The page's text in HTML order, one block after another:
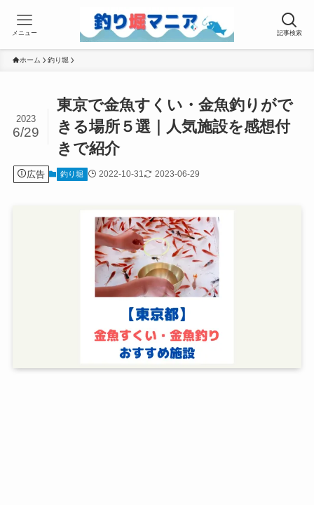
記事検索
メニュー
ホーム 釣り堀
東京で金魚すくい・金魚釣りがで
きる場所５選｜人気施設を感想付
きで紹介
2023
6/29
広告 釣り堀 2022-10-31 2023-06-29